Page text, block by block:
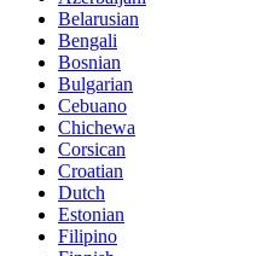
Belarusian
Bengali
Bosnian
Bulgarian
Cebuano
Chichewa
Corsican
Croatian
Dutch
Estonian
Filipino